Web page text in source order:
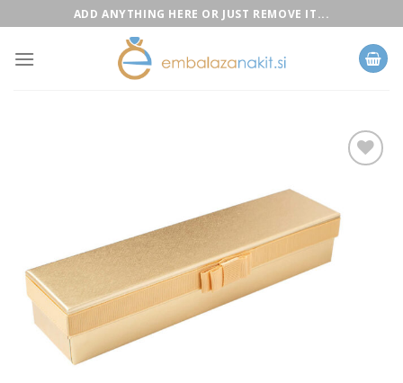
to
content
ADD ANYTHING HERE OR JUST REMOVE IT...
Add to
Wishlist